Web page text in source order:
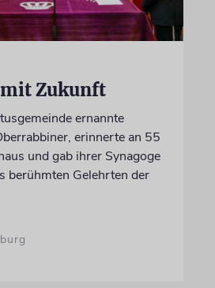
Zukunft
ernannte
erinnerte an 55
und gab ihrer Synagoge
berühmten Gelehrten der